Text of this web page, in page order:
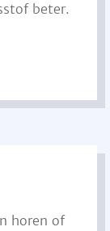
beter.
horen of